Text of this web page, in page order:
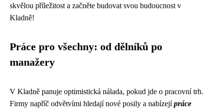
skvělou příležitost a začněte budovat svou budoucnost v
Kladně!
Práce pro všechny: od dělníků po
manažery
V Kladně panuje optimistická nálada, pokud jde o pracovní trh.
Firmy napříč odvětvími hledají nové posily a nabízejípráce